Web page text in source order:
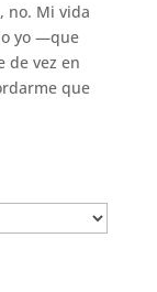
no. Mi vida
yo —que
de vez en
que